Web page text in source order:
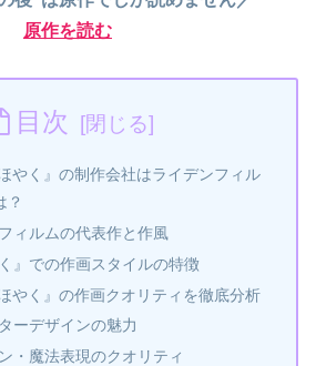
原作を読む
目次
やく』の制作会社はライデンフィル
？
ィルムの代表作と作風
く』での作画スタイルの特徴
やく』の作画クオリティを徹底分析
ーデザインの魅力
・魔法表現のクオリティ